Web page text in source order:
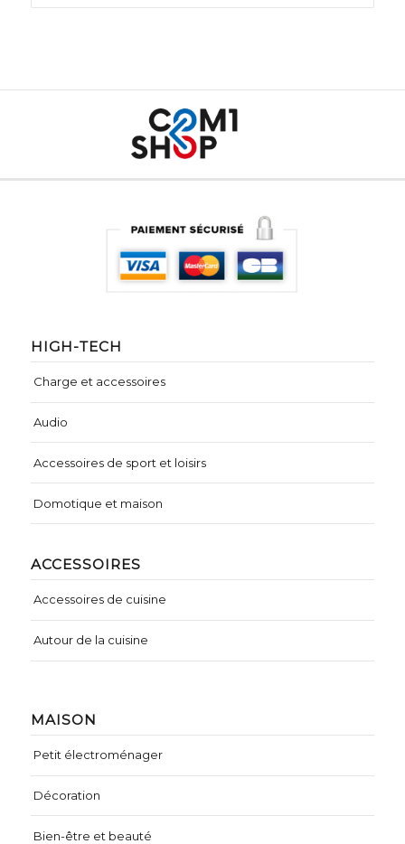
MAISON
Petit électroménager
Décoration
Bien-être et beauté
HIGH-TECH
Charge et accessoires
Audio
Accessoires de sport et loisirs
Domotique et maison
ACCESSOIRES
Accessoires de cuisine
Autour de la cuisine